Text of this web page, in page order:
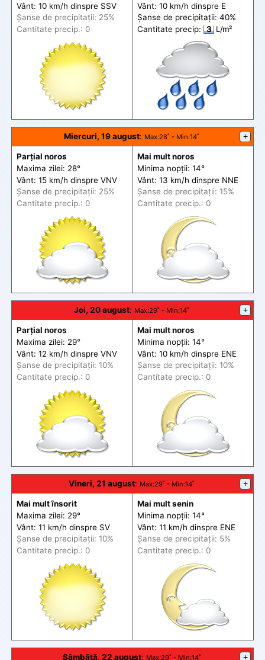
Vânt: 10 km/h dinspre SSV
Șanse de precipitații: 25%
Cantitate precip.: 0
Vânt: 10 km/h dinspre E
Șanse de precipitații: 40%
Cantitate precip:
3 L/m²
Miercuri, 19 august: Max:28˚ - Min:14˚ +
Parțial noros
Maxima zilei: 28°
Vânt: 15 km/h dinspre VNV
Șanse de precipitații: 25%
Cantitate precip.: 0
Mai mult noros
Minima nopții: 14°
Vânt: 13 km/h dinspre NNE
Șanse de precipitații: 15%
Cantitate precip.: 0
Joi, 20 august: Max:29˚ - Min:14˚ +
Parțial noros
Maxima zilei: 29°
Vânt: 12 km/h dinspre VNV
Șanse de precipitații: 10%
Cantitate precip.: 0
Mai mult noros
Minima nopții: 14°
Vânt: 10 km/h dinspre ENE
Șanse de precipitații: 10%
Cantitate precip.: 0
Vineri, 21 august: Max:29˚ - Min:14˚ +
Mai mult însorit
Maxima zilei: 29°
Vânt: 11 km/h dinspre SV
Șanse de precipitații: 10%
Cantitate precip.: 0
Mai mult senin
Minima nopții: 14°
Vânt: 11 km/h dinspre ENE
Șanse de precipitații: 5%
Cantitate precip.: 0
Sâmbătă, 22 august: Max:29˚ - Min:14˚ +